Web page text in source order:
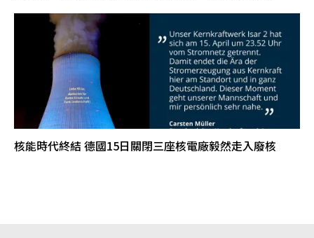
核能時代終結 德國15日關閉三座核電廠毅然走入廢核